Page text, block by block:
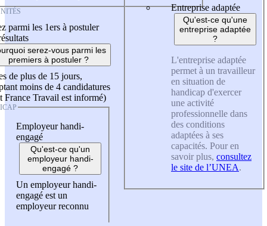
parmi les 1ers à postuler
serez-vous parmi les
premiers à postuler ?
de plus de 15 jours,
moins de 4 candidatures
France Travail est informé)
Employeur handi-
engagé
Qu'est-ce qu'un
employeur handi-
engagé ?
Un employeur handi-
engagé est un
employeur reconnu
Entreprise adaptée
Qu'est-ce qu'une
entreprise adaptée
?
L'entreprise adaptée
permet à un travailleur
en situation de
handicap d'exercer
une activité
professionnelle dans
des conditions
adaptées à ses
capacités. Pour en
savoir plus, consultez
le site de l’UNEA.